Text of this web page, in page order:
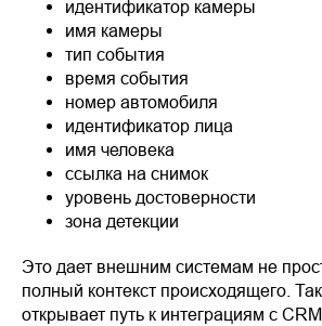
идентификатор камеры
имя камеры
тип события
время события
номер автомобиля
идентификатор лица
имя человека
ссылка на снимок
уровень достоверности
зона детекции
Это дает внешним системам не
полный контекст происходящего.
открывает путь к интеграциям с